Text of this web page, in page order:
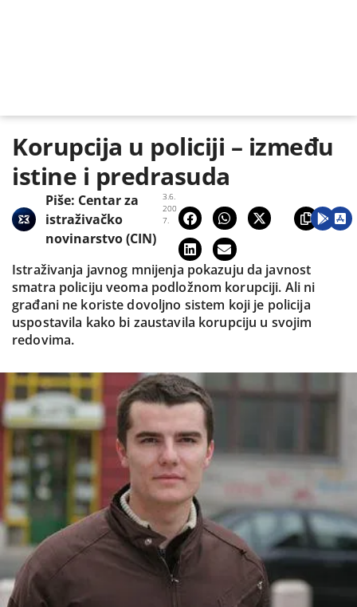
Korupcija u policiji – između
istine i predrasuda
3.6.
200
7.
Piše: Centar za
istraživačko
novinarstvo (CIN)
Istraživanja javnog mnijenja pokazuju da javnost
smatra policiju veoma podložnom korupciji. Ali ni
građani ne koriste dovoljno sistem koji je policija
uspostavila kako bi zaustavila korupciju u svojim
redovima.